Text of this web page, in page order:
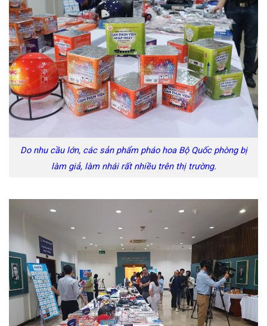
Do nhu cầu lớn, các sản phẩm pháo hoa Bộ Quốc phòng bị
làm giả, làm nhái rất nhiều trên thị trường.